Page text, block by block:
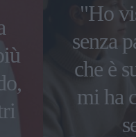
"Ho
senza
che è
mi ha